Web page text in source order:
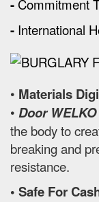
- Commitment
- International
• Materials
• Door
the body to
breaking and
resistance.
• Safe For